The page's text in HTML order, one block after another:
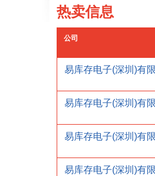
热卖信息
公司
易库存电子(深圳)有
易库存电子(深圳)有
易库存电子(深圳)有
易库存电子(深圳)有